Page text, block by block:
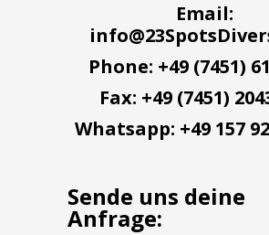
Email:
Phone: +49 (7451)
Fax: +49 (7451)
Whatsapp: +49 157
Sende uns deine
Anfrage: